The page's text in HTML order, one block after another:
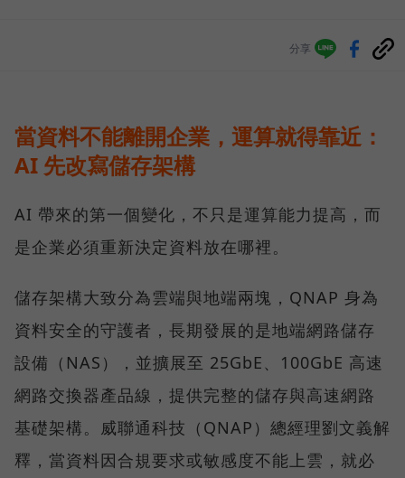
分享
當資料不能離開企業，運算就得靠近：
AI 先改寫儲存架構
AI 帶來的第一個變化，不只是運算能力提高，而
是企業必須重新決定資料放在哪裡。
儲存架構大致分為雲端與地端兩塊，QNAP 身為
資料安全的守護者，長期發展的是地端網路儲存
設備（NAS），並擴展至 25GbE、100GbE 高速
網路交換器產品線，提供完整的儲存與高速網路
基礎架構。威聯通科技（QNAP）總經理劉文義解
釋，當資料因合規要求或敏感度不能上雲，就必